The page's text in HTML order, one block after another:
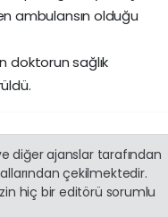
ambulansın olduğu
doktorun sağlık
diğer ajanslar tarafından
çekilmektedir.
hiç bir editörü sorumlu